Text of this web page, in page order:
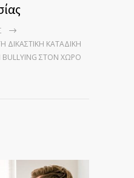
ΔΙΚΑΣΤΙΚΉ ΚΑΤΑΔΊΚΗ
BULLYING ΣΤΟΝ ΧΏΡΟ